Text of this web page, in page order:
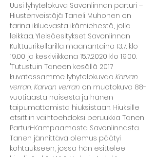
Uusi lyhytelokuva Savonlinnan parturi –
Hiustenveistäjä Taneli Muhonen on
tarina ikiluovasta ikämiehestä, jolla
leikkaa. Yleisöesitykset Savonlinnan
Kulttuurikellarilla maanantaina 13.7. klo
19.00 ja keskiviikkona 15.7.2020 klo 19.00.
"Tutustuin Taneen kesällä 2017
kuvatessamme lyhytelokuvaa Karvan
verran. Karvan verran on muotokuva 88-
vuotiaasta naisesta ja hänen
taipumattomista hiuksistaan. Hiuksille
etsittiin vaihtoehdoksi peruukkia Tanen
Parturi-Kampaamosta Savonlinnasta.
Tanen jännittävä olemus päätyi
kohtaukseen, jossa hän esittelee